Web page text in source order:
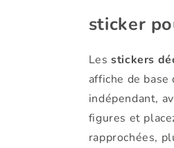
sticker
Lesstickers
affiche de
indépendant,
figures et
rapprochées,